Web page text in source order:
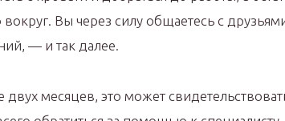
вокруг. Вы через силу общаетесь с
— и так далее.
двух месяцев, это может